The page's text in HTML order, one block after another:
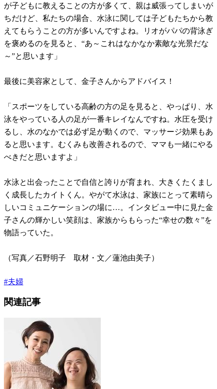
が子どもに教えることの方が多くて、親は威張ってしまいが
ちだけど、私たちの場合、水泳に関しては子どもたちから教
えてもらうことの方が多いんですよね。リオがパパの背泳ぎ
を褒めるのを見ると、“あ～これはなかなか素敵な光景だな
～”と思います」
最後に美容家として、金子さんからアドバイス！
「スポーツをしている高齢の方の足を見ると、やっぱり、水
泳をやっている人の足が一番キレイなんですね。水圧を受け
るし、水のなかでは必ず足が動くので、マッサージ効果もあ
ると思います。むくみも改善されるので、ママも一緒にやる
べきだと思いますよ」
水泳と出会ったことで自信と誇りが育まれ、大きくたくまし
く成長したカイトくん。やがて水泳は、家族にとって素晴ら
しいコミュニケーションの場に…。インタビュー中に見た金
子さんの輝かしい笑顔は、家族からもらった“幸せの数々”を
物語っていた。
（写真／石野明子 取材・文／蓮池由美子）
#夫婦
関連記事